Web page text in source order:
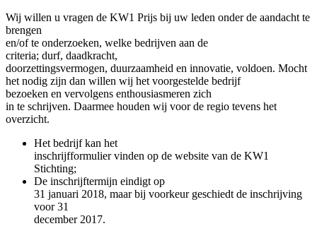
Wij willen u vragen de KW1 Prijs bij uw leden onder de aandacht te
brengen
en/of te onderzoeken, welke bedrijven aan de
criteria; durf, daadkracht,
doorzettingsvermogen, duurzaamheid en innovatie, voldoen. Mocht
het nodig zijn dan willen wij het voorgestelde bedrijf
bezoeken en vervolgens enthousiasmeren zich
in te schrijven. Daarmee houden wij voor de regio tevens het
overzicht.
Het bedrijf kan het
inschrijfformulier vinden op de website van de KW1
Stichting;
De inschrijftermijn eindigt op
31 januari 2018, maar bij voorkeur geschiedt de inschrijving
voor 31
december 2017.